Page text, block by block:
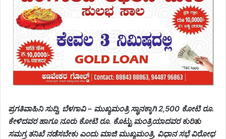
ಪ್ರಗತಿವಾಹಿನಿ ಸುದ್ದಿ, ಬೆಳಗಾವಿ – ಮುಖ್ಯಮಂತ್ರಿ ಸ್ಥಾನಕ್ಕಾಗಿ 2,500 ಕೋಟಿ ರೂ.
ಕೇಳಿದವರ ಹಾಗೂ ನೂರು ಕೋಟಿ ರೂ. ಕೊಟ್ಟು ಮಂತ್ರಿಯಾದವರ ಕುರಿತು
ಸಮಗ್ರ ತನಿಖೆ ನಡೆಸಬೇಕು ಎಂದು ಮಾಜಿ ಮುಖ್ಯಮಂತ್ರಿ, ವಿಧಾನ ಸಭೆ ವಿರೋಧ